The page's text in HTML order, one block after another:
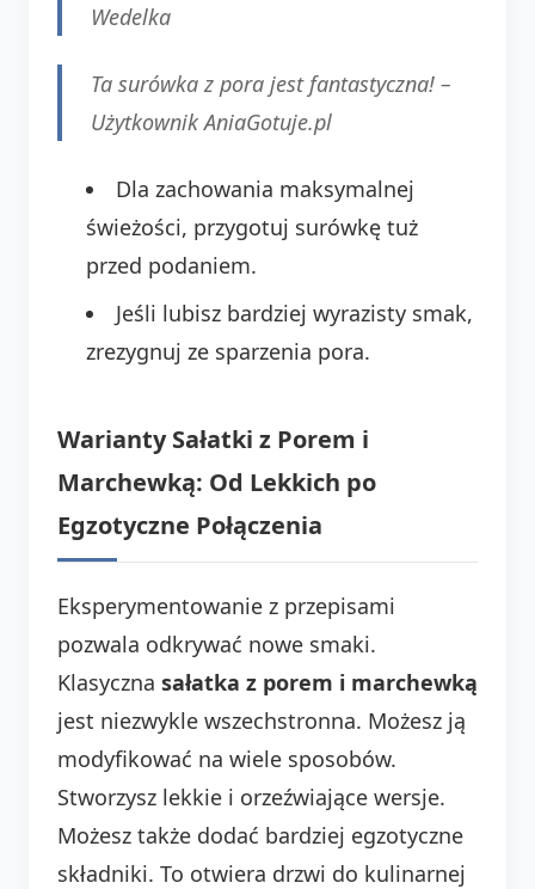
Wedelka
Ta surówka z pora jest fantastyczna! –
Użytkownik AniaGotuje.pl
Dla zachowania maksymalnej
świeżości, przygotuj surówkę tuż
przed podaniem.
Jeśli lubisz bardziej wyrazisty smak,
zrezygnuj ze sparzenia pora.
Warianty Sałatki z Porem i
Marchewką: Od Lekkich po
Egzotyczne Połączenia
Eksperymentowanie z przepisami
pozwala odkrywać nowe smaki.
Klasyczna sałatka z porem i marchewką
jest niezwykle wszechstronna. Możesz ją
modyfikować na wiele sposobów.
Stworzysz lekkie i orzeźwiające wersje.
Możesz także dodać bardziej egzotyczne
składniki. To otwiera drzwi do kulinarnej